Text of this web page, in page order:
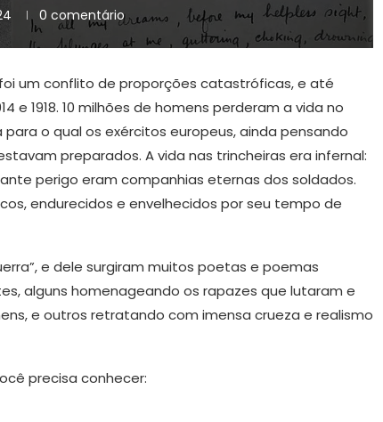
0 comentário
um conflito de proporções catastróficas, e até
e 1918. 10 milhões de homens perderam a vida no
o qual os exércitos europeus, ainda pensando
preparados. A vida nas trincheiras era infernal:
perigo eram companhias eternas dos soldados.
endurecidos e envelhecidos por seu tempo de
e dele surgiram muitos poetas e poemas
alguns homenageando os rapazes que lutaram e
e outros retratando com imensa crueza e realismo
precisa conhecer: